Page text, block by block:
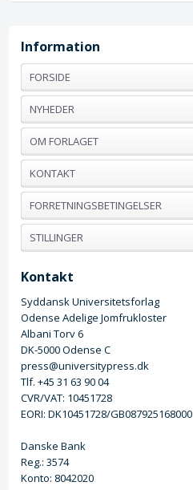
Information
FORSIDE
NYHEDER
OM FORLAGET
KONTAKT
FORRETNINGSBETINGELSER
STILLINGER
Kontakt
Syddansk Universitetsforlag
Odense Adelige Jomfrukloster
Albani Torv 6
DK-5000 Odense C
press@universitypress.dk
Tlf. +45 31 63 90 04
CVR/VAT: 10451728
EORI: DK10451728/GB087925168000
Danske Bank
Reg.: 3574
Konto: 8042020